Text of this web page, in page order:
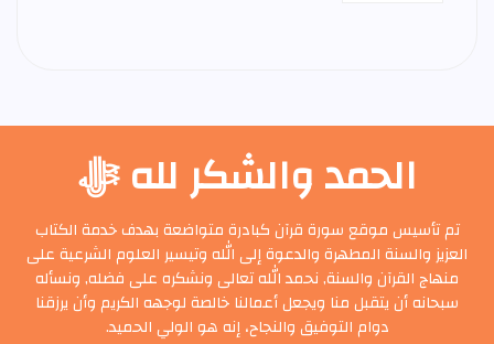
الحمد والشكر لله ﷻ
تم تأسيس موقع سورة قرآن كبادرة متواضعة بهدف خدمة الكتاب
العزيز والسنة المطهرة والدعوة إلى الله وتيسير العلوم الشرعية على
منهاج القرآن والسنة, نحمد الله تعالى ونشكره على فضله, ونسأله
سبحانه أن يتقبل منا ويجعل أعمالنا خالصة لوجهه الكريم وأن يرزقنا
دوام التوفيق والنجاح، إنه هو الولي الحميد.